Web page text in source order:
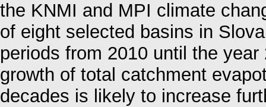
the KNMI and MPI climate
of eight selected basins in
periods from 2010 until the
growth of total catchment
decades is likely to increase